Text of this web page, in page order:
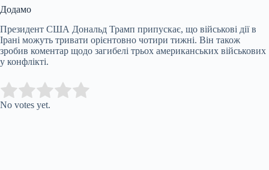
Додамо
Президент США Дональд Трамп припускає, що військові дії в
Ірані можуть тривати орієнтовно чотири тижні. Він також
зробив коментар щодо загибелі трьох американських військових
у конфлікті.
Rate this item:
No votes yet.